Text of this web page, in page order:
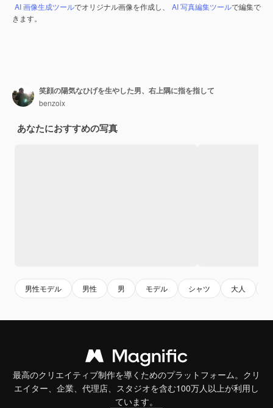
AI 画像生成ツールでオリジナル画像を作成し、 AI 写真編集ツールで編集で
きます。
笑顔の陽気なひげを生やした男、右上隅に指を指して
benzoix
あなたにおすすめの写真
男性モデル 男性 男 モデル シャツ 大人
最高のクリエイティブ制作を導くためのプラットフォーム。クリ
エイター、企業、代理店、スタジオを含む100万人以上が利用し
ています。